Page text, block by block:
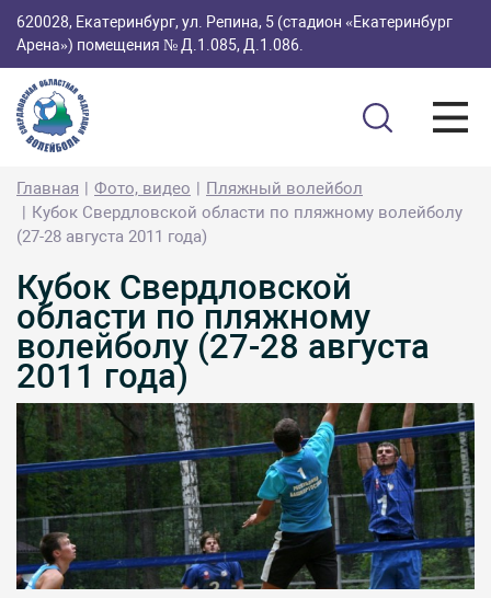
620028, Екатеринбург, ул. Репина, 5 (стадион «Екатеринбург
Арена») помещения № Д.1.085, Д.1.086.
Главная Фото, видео
Пляжный волейбол
Кубок Свердловской области по пляжному волейболу
(27-28 августа 2011 года)
Кубок Свердловской
области по пляжному
волейболу (27-28 августа
2011 года)